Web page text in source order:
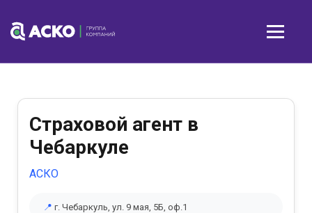
Страховой агент в
Чебаркуле
АСКО
📍 г. Чебаркуль, ул. 9 мая, 5Б, оф.1